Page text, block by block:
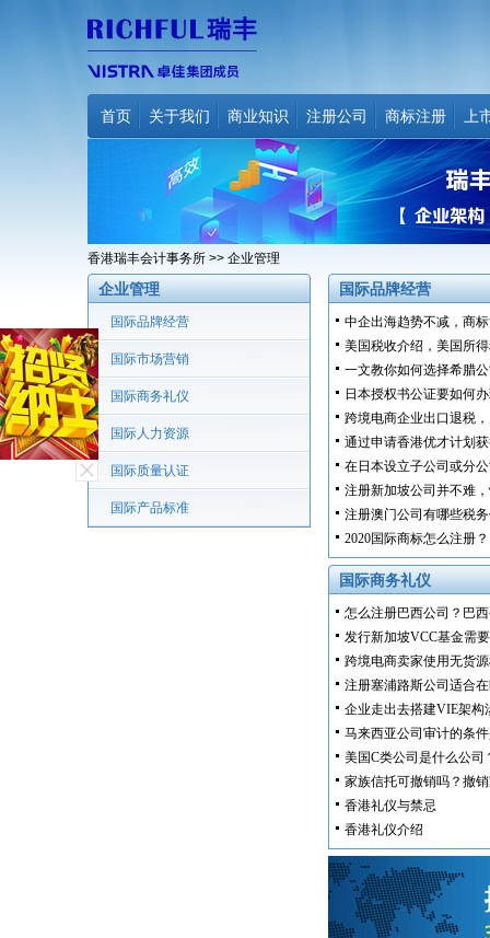
首页 关于我们 商业知识 注册公司 商标注册 上
香港瑞丰会计事务所 >> 企业管理
企业管理
国际品牌经营
国际市场营销
国际商务礼仪
国际人力资源
国际质量认证
国际产品标准
国际品牌经营
中企出海趋势不减，商
美国税收介绍，美国所
一文教你如何选择希腊
日本授权书公证要如何
跨境电商企业出口退税
通过申请香港优才计划
在日本设立子公司或分
注册新加坡公司并不难
注册澳门公司有哪些税
2020国际商标怎么注册？
国际商务礼仪
怎么注册巴西公司？巴
发行新加坡VCC基金需
跨境电商卖家使用无货
注册塞浦路斯公司适合
企业走出去搭建VIE架构
马来西亚公司审计的条
美国C类公司是什么公司
家族信托可撤销吗？撤
香港礼仪与禁忌
香港礼仪介绍